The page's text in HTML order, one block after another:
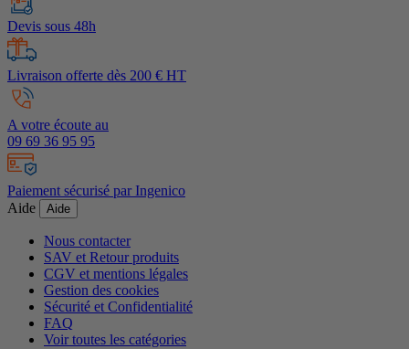
Devis sous 48h
Livraison offerte dès 200 € HT
A votre écoute au
09 69 36 95 95
Paiement sécurisé par Ingenico
Aide
Aide
Nous contacter
SAV et Retour produits
CGV et mentions légales
Gestion des cookies
Sécurité et Confidentialité
FAQ
Voir toutes les catégories